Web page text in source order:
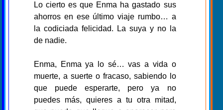
Lo cierto es que Enma ha gastado sus
ahorros en ese último viaje rumbo… a
la codiciada felicidad. La suya y no la
de nadie.
Enma, Enma ya lo sé… vas a vida o
muerte, a suerte o fracaso, sabiendo lo
que puede esperarte, pero ya no
puedes más, quieres a tu otra mitad,